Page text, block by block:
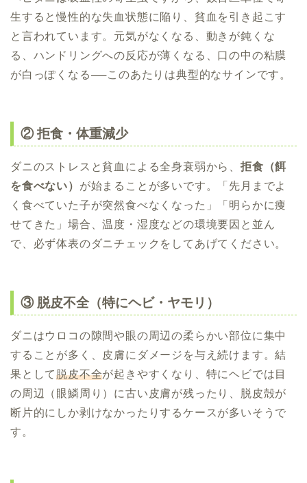
生すると慢性的な失血状態に陥り、貧血を引き起こす
と言われています。元気がなくなる、動きが鈍くな
る、ハンドリングへの反応が薄くなる、口の中の粘膜
が白っぽくなる──このあたりは典型的なサインです。
② 拒食・体重減少
ダニのストレスと貧血による全身衰弱から、 拒食（餌
を食べない） が始まることが多いです。「先月までよ
く食べていた子が突然食べなくなった」「明らかに痩
せてきた」場合、温度・湿度などの環境要因と並ん
で、必ず体表のダニチェックをしてあげてください。
③ 脱皮不全（特にヘビ・ヤモリ）
ダニはウロコの隙間や眼の周辺の柔らかい部位に集中
することが多く、皮膚にダメージを与え続けます。結
果として脱皮不全が起きやすくなり、特にヘビでは目
の周辺（眼鱗周り）に古い皮膚が残ったり、脱皮殻が
断片的にしか剥けなかったりするケースが多いそうで
す。